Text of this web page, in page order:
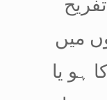
میں
ہو یا